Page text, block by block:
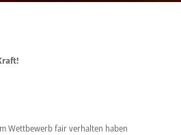
Wettbewerb fair verhalten haben